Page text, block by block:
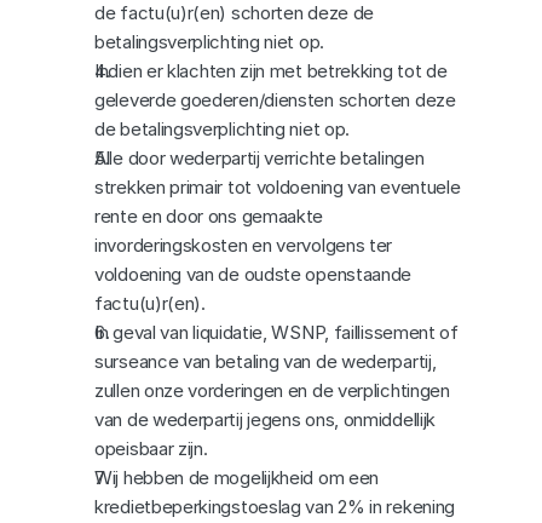
de factu(u)r(en) schorten deze de
betalingsverplichting niet op.
Indien er klachten zijn met betrekking tot de
geleverde goederen/diensten schorten deze
de betalingsverplichting niet op.
Alle door wederpartij verrichte betalingen
strekken primair tot voldoening van eventuele
rente en door ons gemaakte
invorderingskosten en vervolgens ter
voldoening van de oudste openstaande
factu(u)r(en).
In geval van liquidatie, WSNP, faillissement of
surseance van betaling van de wederpartij,
zullen onze vorderingen en de verplichtingen
van de wederpartij jegens ons, onmiddellijk
opeisbaar zijn.
Wij hebben de mogelijkheid om een
kredietbeperkingstoeslag van 2% in rekening